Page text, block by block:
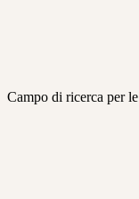
Campo di ricerca per